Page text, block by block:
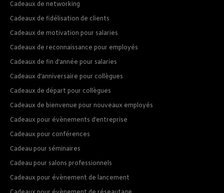
Cadeaux de networking
Cadeaux de fidélisation de clients
Cadeaux de motivation pour salaries
Cadeaux de reconnaissance pour employés
Cadeaux de fin d’année pour salaries
Cadeaux d’anniversaire pour collègues
Cadeaux de départ pour collègues
Cadeaux de bienvenue pour nouveaux employés
Cadeaux pour évènements d’entreprise
Cadeaux pour conférences
Cadeau pour séminaires
Cadeau pour salons professionnels
Cadeaux pour évènement de lancement